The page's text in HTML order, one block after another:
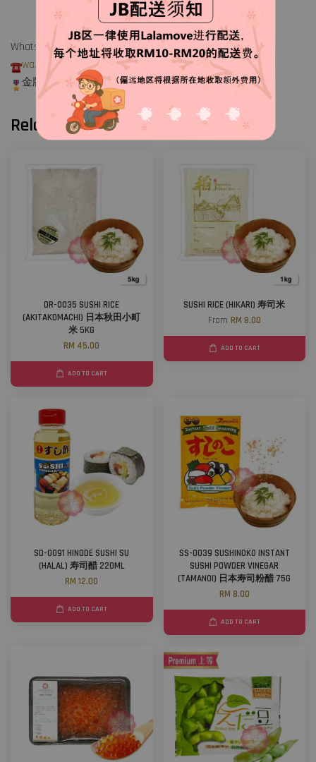
WhatsApp: 016 717 6082 (Ricco)
wa.me/60167176082
金牌店长随时为你服务
Related products
DR-0035 SUSHI RICE
(AKITAKOMACHI) 日本秋田小町
米 5KG
RM 45.00
ADD TO CART
SUSHI RICE (HIKARI) 寿司米
From RM 8.00
ADD TO CART
SD-0091 HINODE SUSHI SU
(HALAL) 寿司醋 220ML
RM 12.00
ADD TO CART
SS-0039 SUSHINOKO INSTANT
SUSHI POWDER VINEGAR
(TAMANOI) 日本寿司粉醋 75G
RM 8.00
ADD TO CART